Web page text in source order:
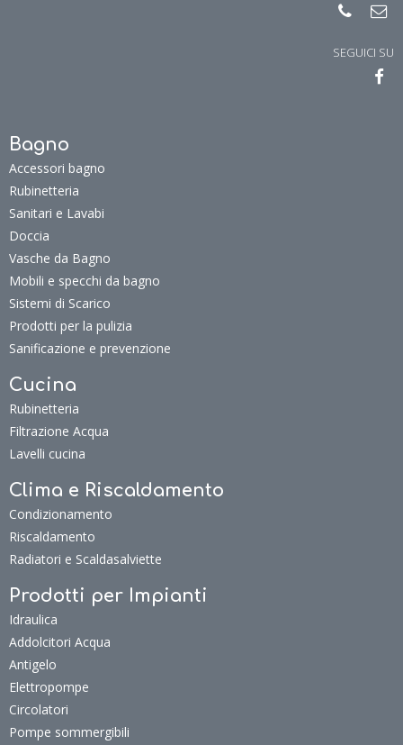
SEGUICI SU
Bagno
Accessori bagno
Rubinetteria
Sanitari e Lavabi
Doccia
Vasche da Bagno
Mobili e specchi da bagno
Sistemi di Scarico
Prodotti per la pulizia
Sanificazione e prevenzione
Cucina
Rubinetteria
Filtrazione Acqua
Lavelli cucina
Clima e Riscaldamento
Condizionamento
Riscaldamento
Radiatori e Scaldasalviette
Prodotti per Impianti
Idraulica
Addolcitori Acqua
Antigelo
Elettropompe
Circolatori
Pompe sommergibili